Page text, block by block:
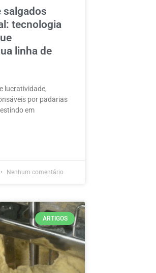
salgados
tecnologia
linha de
lucratividade,
por padarias
em
Nenhum comentário
ARTIGOS